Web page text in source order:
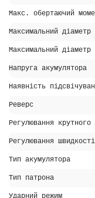
Макс. обертаючий
Максимальний
Максимальний діаметр
Напруга акумулятора
Наявність
Реверс
Регулювання крутного
Регулювання
Тип акумулятора
Тип патрона
Ударний режим